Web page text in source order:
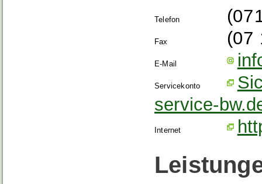
Telefon (07
Fax (07
E-Mail
Servicekonto
service-
Internet